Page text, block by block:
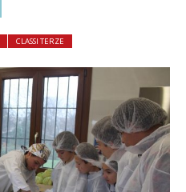
CLASSI TERZE